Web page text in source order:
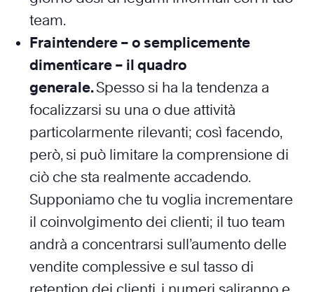
team.
Fraintendere – o semplicemente
dimenticare – il quadro
generale.Spesso si ha la tendenza a
focalizzarsi su una o due attività
particolarmente rilevanti; così facendo,
però, si può limitare la comprensione di
ciò che sta realmente accadendo.
Supponiamo che tu voglia incrementare
il coinvolgimento dei clienti; il tuo team
andrà a concentrarsi sull’aumento delle
vendite complessive e sul tasso di